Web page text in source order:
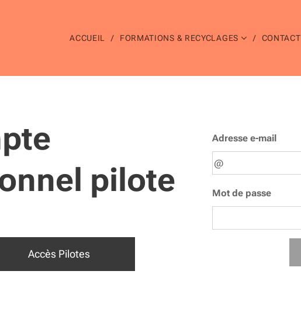
ACCUEIL FORMATIONS & RECYCLAGES CONTACT
pilote
Accès Pilotes
Adresse e-mail
Mot de passe